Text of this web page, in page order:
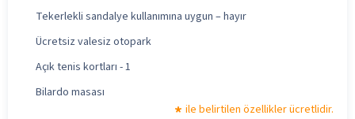
Tekerlekli sandalye kullanımına uygun – hayır
Ücretsiz valesiz otopark
Açık tenis kortları - 1
Bilardo masası
ile belirtilen özellikler ücretlidir.